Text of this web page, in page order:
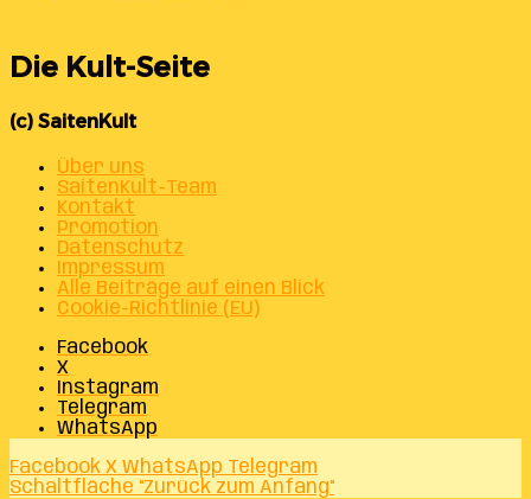
Die Kult-Seite
(c) SaitenKult
Über uns
SaitenKult-Team
Kontakt
Promotion
Datenschutz
Impressum
Alle Beiträge auf einen Blick
Cookie-Richtlinie (EU)
Facebook
X
Instagram
Telegram
WhatsApp
Facebook X WhatsApp Telegram
Schaltfläche "Zurück zum Anfang"